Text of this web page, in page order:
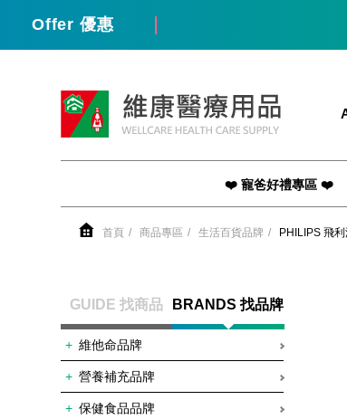
Offer 優惠
❤️ 寵爸好禮專區 ❤️
首頁 商品專區 生活百貨品牌 PHILIPS 飛
GUIDE 找商品 BRANDS 找品牌
維他命品牌
營養補充品牌
保健食品品牌